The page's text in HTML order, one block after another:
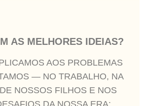
AS MELHORES IDEIAS?
AOS PROBLEMAS
— NO TRABALHO, NA
NOSSOS FILHOS E NOS